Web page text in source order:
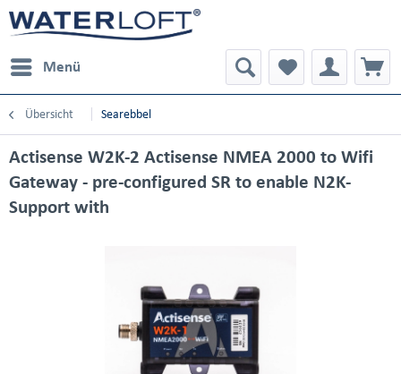
Menü
Übersicht Searebbel
Actisense W2K-2 Actisense NMEA 2000 to Wifi
Gateway - pre-configured SR to enable N2K-
Support with